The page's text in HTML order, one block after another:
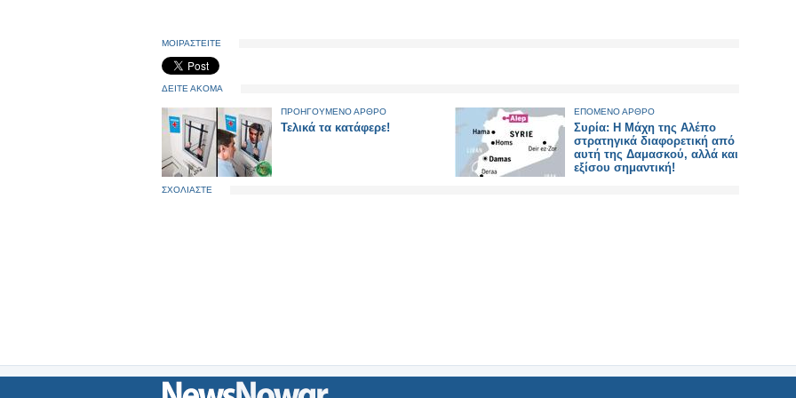
ΜΟΙΡΑΣΤΕΙΤΕ
ΔΕΙΤΕ ΑΚΟΜΑ
ΠΡΟΗΓΟΥΜΕΝΟ ΑΡΘΡΟ
Τελικά τα κατάφερε!
ΕΠΟΜΕΝΟ ΑΡΘΡΟ
Συρία: Η Μάχη της Αλέπο
στρατηγικά διαφορετική από
αυτή της Δαμασκού, αλλά και
εξίσου σημαντική!
ΣΧΟΛΙΑΣΤΕ